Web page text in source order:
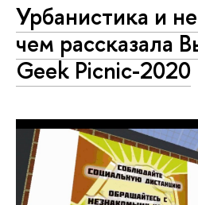
Урбанистика и
чем рассказала
Geek Picnic-2020